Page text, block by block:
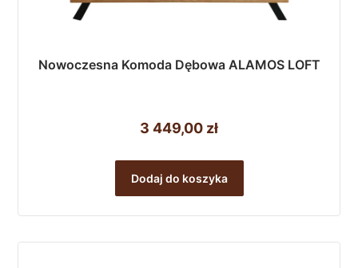
Nowoczesna Komoda Dębowa ALAMOS LOFT
3 449,00 zł
Dodaj do koszyka